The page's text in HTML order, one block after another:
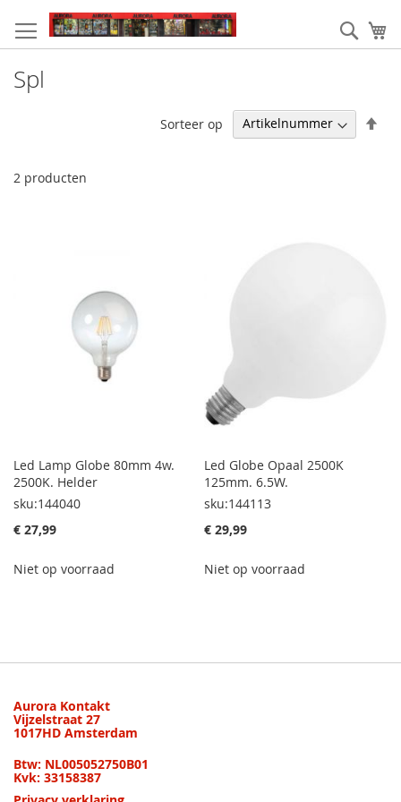
naar
de
Zoek
Spl
2 producten
Sorteer op
Led Lamp Globe 80mm 4w.
2500K. Helder
sku:144040
€ 27,99
Niet op voorraad
Led Globe Opaal 2500K
125mm. 6.5W.
sku:144113
€ 29,99
Niet op voorraad
Aurora Kontakt
Vijzelstraat 27
1017HD Amsterdam
Btw: NL005052750B01
Kvk: 33158387